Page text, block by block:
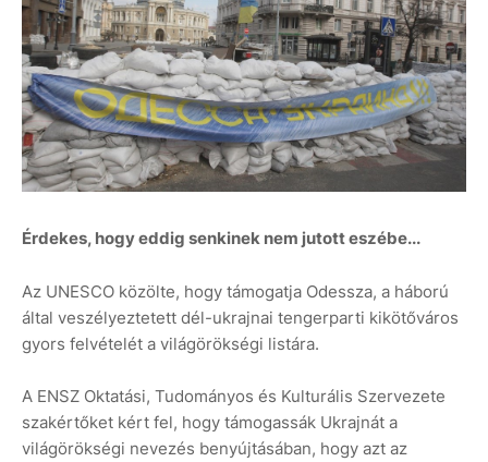
Érdekes, hogy eddig senkinek nem jutott eszébe...
Az UNESCO közölte, hogy támogatja Odessza, a háború
által veszélyeztetett dél-ukrajnai tengerparti kikötőváros
gyors felvételét a világörökségi listára.
A ENSZ Oktatási, Tudományos és Kulturális Szervezete
szakértőket kért fel, hogy támogassák Ukrajnát a
világörökségi nevezés benyújtásában, hogy azt az